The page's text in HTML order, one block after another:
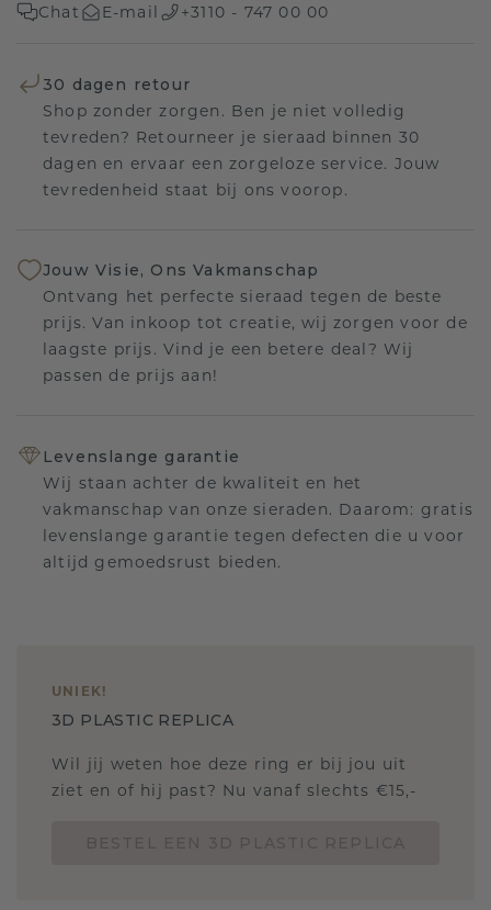
Chat E-mail +3110 - 747 00 00
30 dagen retour
Shop zonder zorgen. Ben je niet volledig
tevreden? Retourneer je sieraad binnen 30
dagen en ervaar een zorgeloze service. Jouw
tevredenheid staat bij ons voorop.
Jouw Visie, Ons Vakmanschap
Ontvang het perfecte sieraad tegen de beste
prijs. Van inkoop tot creatie, wij zorgen voor de
laagste prijs. Vind je een betere deal? Wij
passen de prijs aan!
Levenslange garantie
Wij staan achter de kwaliteit en het
vakmanschap van onze sieraden. Daarom: gratis
levenslange garantie tegen defecten die u voor
altijd gemoedsrust bieden.
UNIEK!
3D PLASTIC REPLICA
Wil jij weten hoe deze ring er bij jou uit
ziet en of hij past? Nu vanaf slechts €15,-